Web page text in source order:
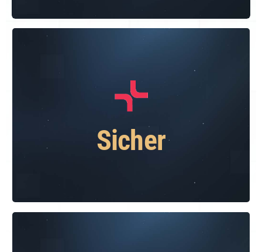
Sicher
Höchste Sicherheit und Ihr Vertrauen
sind unser wichtigstes Gut. Im
Kryptohandel arbeiten wir mit in Europa
ansässigen, renommierten